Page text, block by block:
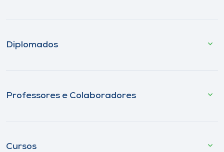
Diplomados
Professores e Colaboradores
Cursos